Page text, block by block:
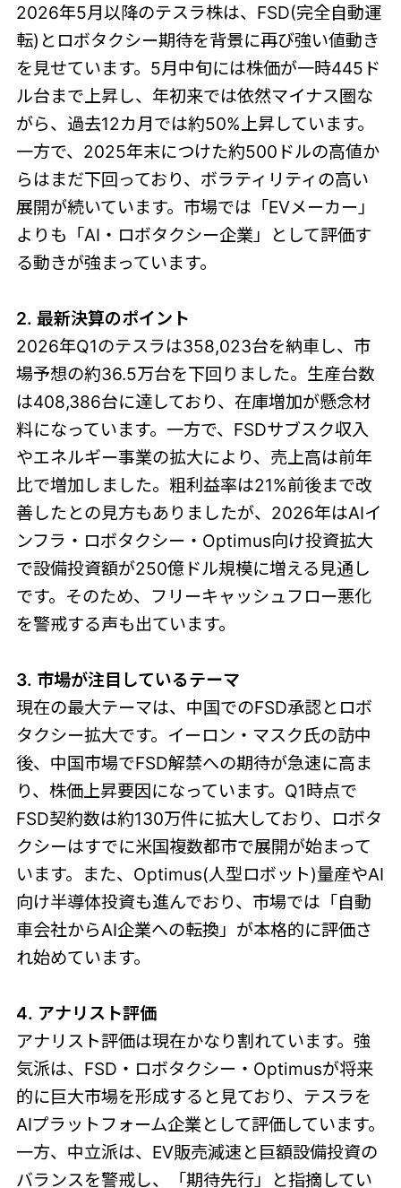
2026年5月以降のテスラ株は、FSD(完全自動運
転)とロボタクシー期待を背景に再び強い値動き
を見せています。5月中旬には株価が一時445ド
ル台まで上昇し、年初来では依然マイナス圏な
がら、過去12カ月では約50%上昇しています。
一方で、2025年末につけた約500ドルの高値か
らはまだ下回っており、ボラティリティの高い
展開が続いています。市場では「EVメーカー」
よりも「AI・ロボタクシー企業」として評価す
る動きが強まっています。
2. 最新決算のポイント
2026年Q1のテスラは358,023台を納車し、市
場予想の約36.5万台を下回りました。生産台数
は408,386台に達しており、在庫増加が懸念材
料になっています。一方で、FSDサブスク収入
やエネルギー事業の拡大により、売上高は前年
比で増加しました。粗利益率は21%前後まで改
善したとの見方もありましたが、2026年はAIイ
ンフラ・ロボタクシー・Optimus向け投資拡大
で設備投資額が250億ドル規模に増える見通し
です。そのため、フリーキャッシュフロー悪化
を警戒する声も出ています。
3. 市場が注目しているテーマ
現在の最大テーマは、中国でのFSD承認とロボ
タクシー拡大です。イーロン・マスク氏の訪中
後、中国市場でFSD解禁への期待が急速に高ま
り、株価上昇要因になっています。Q1時点で
FSD契約数は約130万件に拡大しており、ロボタ
クシーはすでに米国複数都市で展開が始まって
います。また、Optimus(人型ロボット)量産やAI
向け半導体投資も進んでおり、市場では「自動
車会社からAI企業への転換」が本格的に評価さ
れ始めています。
4. アナリスト評価
アナリスト評価は現在かなり割れています。強
気派は、FSD・ロボタクシー・Optimusが将来
的に巨大市場を形成すると見ており、テスラを
AIプラットフォーム企業として評価しています。
一方、中立派は、EV販売減速と巨額設備投資の
バランスを警戒し、「期待先行」と指摘してい